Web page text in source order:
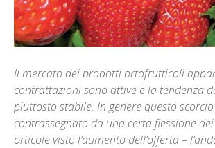
Il mercato dei prodotti ortofrutticoli
contrattazioni sono attive e la tendenza
piuttosto stabile. In genere questo
contrassegnato da una certa flessione
orticole visto l’aumento dell’offerta –